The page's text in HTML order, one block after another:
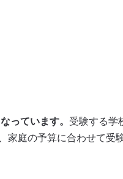
っています。 受験する学
家庭の予算に合わせて受